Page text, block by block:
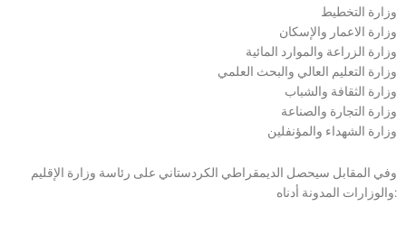
وزارة التخطيط
وزارة الاعمار والإسكان
وزارة الزراعة والموارد المائية
وزارة التعليم العالي والبحث العلمي
وزارة الثقافة والشباب
وزارة التجارة والصناعة
وزارة الشهداء والمؤنفلين
وفي المقابل سيحصل الديمقراطي الكردستاني على رئاسة وزارة الإقليم
والوزارات المدونة أدناه: